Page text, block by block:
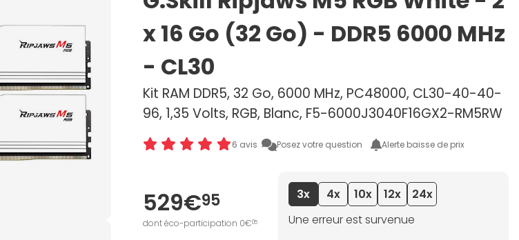
x 16 Go (32 Go) - DDR5 6000 MHz
- CL30
Kit RAM DDR5, 32 Go, 6000 MHz, PC48000, CL30-40-40-
96, 1,35 Volts, RGB, Blanc, F5-6000J3040F16GX2-RM5RW
6 avis Posez votre question Alerte baisse de prix
529€95
dont éco-participation 0€05
3x 4x 10x 12x
24x
Une erreur est survenue